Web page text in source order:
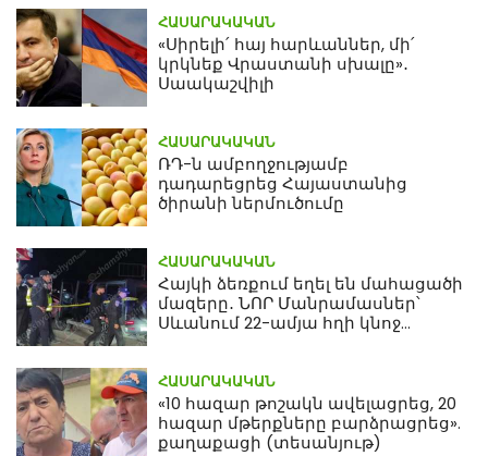
ՀԱՍԱՐԱԿԱԿԱՆ
«Սիրելի՛ հայ հարևաններ, մի՛
կրկնեք Վրաստանի սխալը»․
Սաակաշվիլի
ՀԱՍԱՐԱԿԱԿԱՆ
ՌԴ-ն ամբողջությամբ
դադարեցրեց Հայաստանից
ծիրանի ներմուծումը
ՀԱՍԱՐԱԿԱԿԱՆ
Հայկի ձեռքում եղել են մահացածի
մազերը․ ՆՈՐ Մանրամասներ՝
Սևանում 22-ամյա հղի կնոջ
ՀԱՍԱՐԱԿԱԿԱՆ
«10 հազար թոշակն ավելացրեց, 20
հազար մթերքները բարձրացրեց».
քաղաքացի (տեսանյութ)